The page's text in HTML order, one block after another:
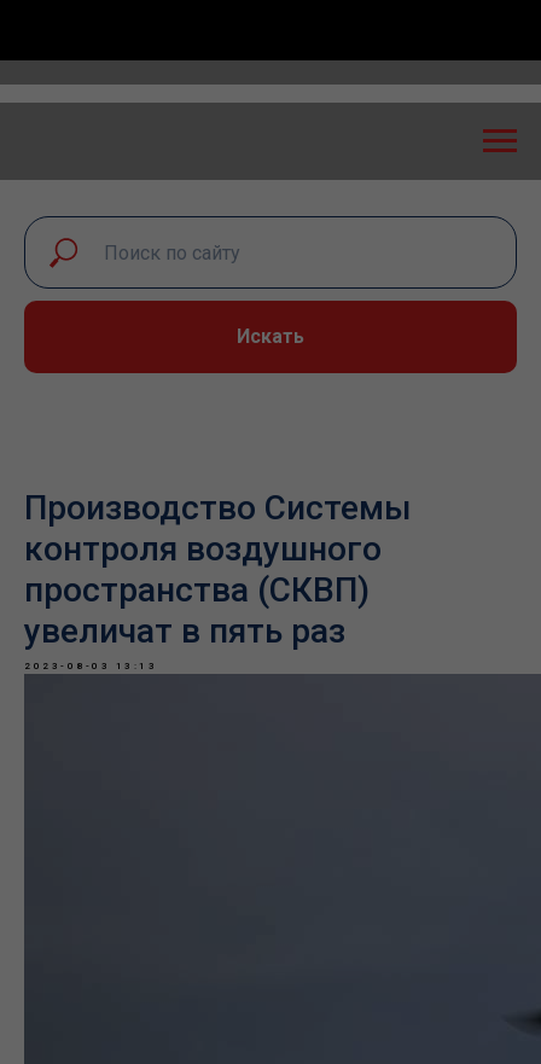
Искать
Производство Системы
контроля воздушного
пространства (СКВП)
увеличат в пять раз
2023-08-03 13:13